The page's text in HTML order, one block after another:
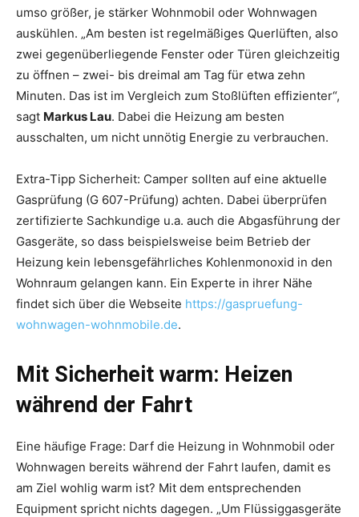
umso größer, je stärker Wohnmobil oder Wohnwagen
auskühlen. „Am besten ist regelmäßiges Querlüften, also
zwei gegenüberliegende Fenster oder Türen gleichzeitig
zu öffnen – zwei- bis dreimal am Tag für etwa zehn
Minuten. Das ist im Vergleich zum Stoßlüften effizienter“,
sagt Markus Lau. Dabei die Heizung am besten
ausschalten, um nicht unnötig Energie zu verbrauchen.
Extra-Tipp Sicherheit: Camper sollten auf eine aktuelle
Gasprüfung (G 607-Prüfung) achten. Dabei überprüfen
zertifizierte Sachkundige u.a. auch die Abgasführung der
Gasgeräte, so dass beispielsweise beim Betrieb der
Heizung kein lebensgefährliches Kohlenmonoxid in den
Wohnraum gelangen kann. Ein Experte in ihrer Nähe
findet sich über die Webseite https://gaspruefung-
wohnwagen-wohnmobile.de.
Mit Sicherheit warm: Heizen
während der Fahrt
Eine häufige Frage: Darf die Heizung in Wohnmobil oder
Wohnwagen bereits während der Fahrt laufen, damit es
am Ziel wohlig warm ist? Mit dem entsprechenden
Equipment spricht nichts dagegen. „Um Flüssiggasgeräte